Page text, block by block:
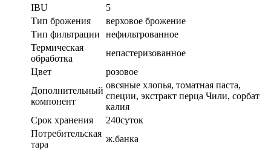
IBU
5
Тип брожения
верховое брожение
Тип фильтрации
нефильтрованное
Термическая
обработка
непастеризованное
Цвет
розовое
Дополнительный
компонент
овсяные хлопья, томатная паста,
специи, экстракт перца Чили, сорбат
калия
Срок хранения
240cуток
Потребительская
тара
ж.банка